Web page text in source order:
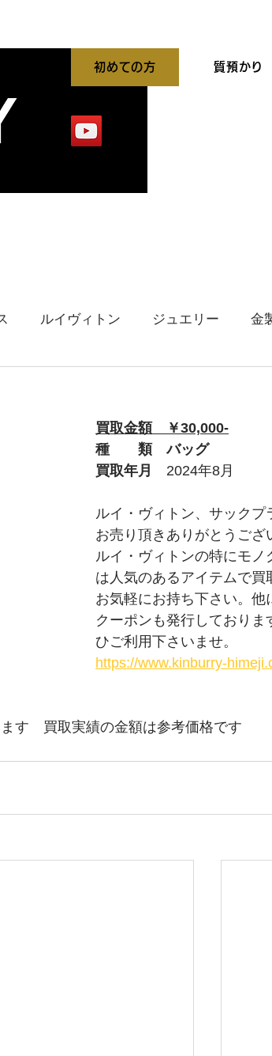
初めての方 質預かり
ルイヴィトン ジュエリー 金
チューダー トムフォード
ティファニー ウブロ
タグホイヤー ロエベ
買取金額　￥30,000-
種　　類　バッグ
買取年月 2024年8月
ルイ・ヴィトン、サックプ
お売り頂きありがとうござ
ルイ・ヴィトンの特にモノ
は人気のあるアイテムで買
お気軽にお持ち下さい。他
クーポンも発行しておりま
ひご利用下さいませ。
https://www.kinburry-
す　買取実績の金額は参考価格です